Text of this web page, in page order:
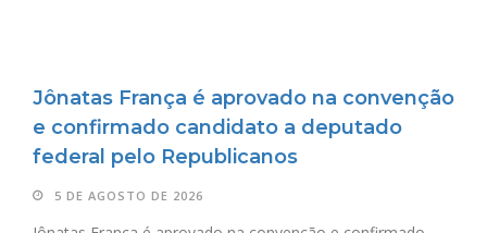
Jônatas França é aprovado na convenção
e confirmado candidato a deputado
federal pelo Republicanos
5 DE AGOSTO DE 2026